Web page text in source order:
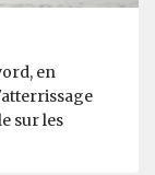
en
sur les